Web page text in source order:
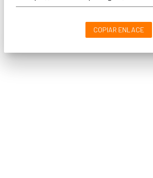
COPIAR ENLACE